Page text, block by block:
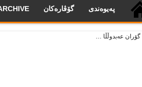
گۆڤاره‌کان په‌‌یوه‌ندی